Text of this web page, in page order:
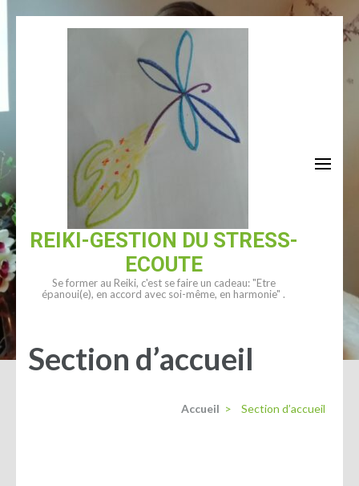
REIKI-GESTION DU STRESS-
ECOUTE
Se former au Reiki, c'est se faire un cadeau: "Etre
épanoui(e), en accord avec soi-même, en harmonie" .
Section d’accueil
Accueil > Section d’accueil